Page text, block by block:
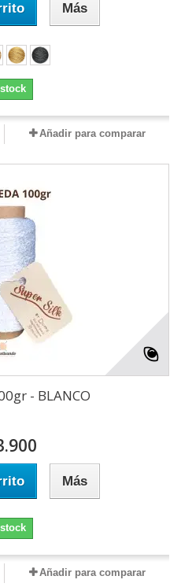
Más
Añadir para comparar
- BLANCO
Más
Añadir para comparar